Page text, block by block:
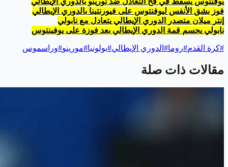
فوز بشق الأنفس ليوفنتوس على فيورنتينا بالدوري الإيطالي
إنتر ميلان متصدر الدوري الإيطالي يتعادل مع نابولي
نابولي يحسم قمة الدوري الإيطالي بعد فوزة على يوفينتوس
#كرة القدم#روما# الدوري الإيطالي#بولونيا#مورينو#وراسموس
مقالات ذات صلة